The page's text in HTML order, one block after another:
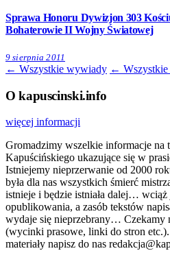
Sprawa Honoru Dywizjon 303
Bohaterowie II Wojny Światowej
9 sierpnia 2011
← Wszystkie wywiady ← Wszystkie
O kapuscinski.info
więcej informacji
Gromadzimy wszelkie informacje na
Kapuścińskiego ukazujące się w
Istniejemy nieprzerwanie od 2000
była dla nas wszystkich śmierć
istnieje i będzie istniała dalej… wciąż
opublikowania, a zasób tekstów
wydaje się nieprzebrany… Czekamy
(wycinki prasowe, linki do stron etc.).
materiały napisz do nas